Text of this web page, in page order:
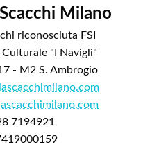
Milano
riconosciuta FSI
"I Navigli"
- M2 S. Ambrogio
7194921